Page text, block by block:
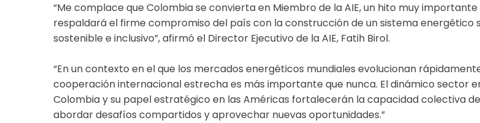
“Me complace que Colombia se convierta en Miembro de la AIE, un hito muy importante
respaldará el firme compromiso del país con la construcción de un sistema energético
sostenible e inclusivo”, afirmó el Director Ejecutivo de la AIE, Fatih Birol.
“En un contexto en el que los mercados energéticos mundiales evolucionan
cooperación internacional estrecha es más importante que nunca. El dinámico sector
Colombia y su papel estratégico en las Américas fortalecerán la capacidad colectiva
abordar desafíos compartidos y aprovechar nuevas oportunidades.”